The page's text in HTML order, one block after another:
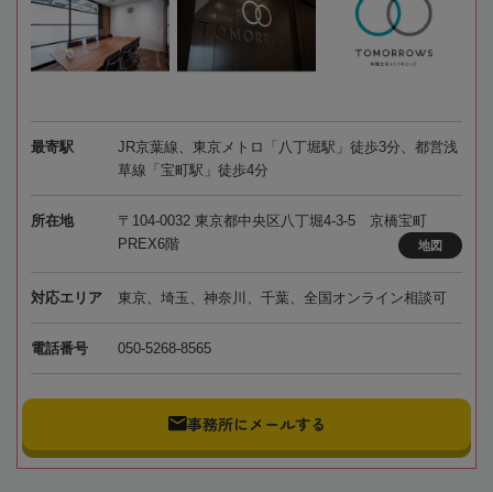
最寄駅
JR京葉線、東京メトロ「八丁堀駅」徒歩3分、都営浅
草線「宝町駅」徒歩4分
所在地
〒104-0032 東京都中央区八丁堀4-3-5 京橋宝町
PREX6階
地図
対応エリア 東京、埼玉、神奈川、千葉、全国オンライン相談可
電話番号 050-5268-8565
事務所にメールする